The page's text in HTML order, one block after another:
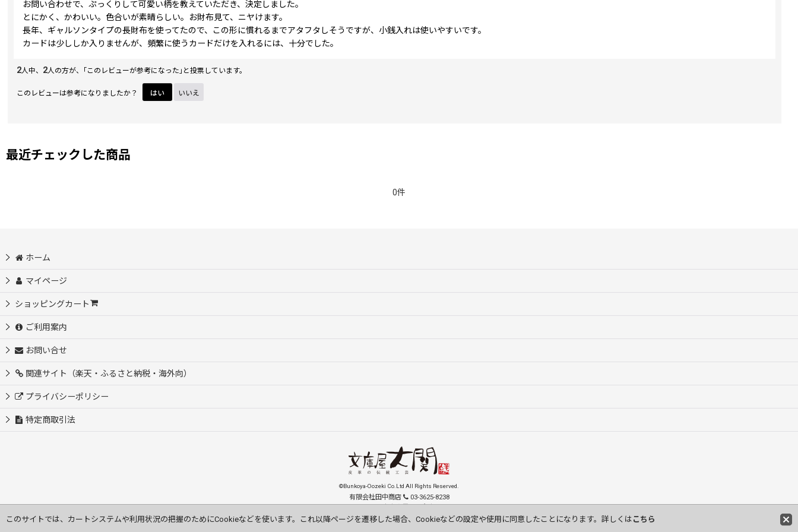
お問い合わせで、ぷっくりして可愛い柄を教えていただき、決定しました。
とにかく、かわいい。色合いが素晴らしい。お財布見て、ニヤけます。
長年、ギャルソンタイプの長財布を使ってたので、この形に慣れるまでアタフタしそうですが、小銭入れは使いやすいです。
カードは少ししか入りませんが、頻繁に使うカードだけを入れるには、十分でした。
2人中、 2人の方が、｢このレビューが参考になった｣と投票しています。
このレビューは参考になりましたか？ はい いいえ
最近チェックした商品
0件
ホーム
マイページ
ショッピングカート
ご利用案内
お問い合せ
関連サイト（楽天・ふるさと納税・海外向）
プライバシーポリシー
特定商取引法
©Bunkoya-Oozeki Co.Ltd All Rights Reserved.
有限会社田中商店
03-3625-8238
order@oozeki-shop.com
このサイトでは、カートシステムや利用状況の把握のためにCookieなどを使います。これ以降ページを遷移した場合、Cookieなどの設定や使用に同意したことになります。詳しくは こちら